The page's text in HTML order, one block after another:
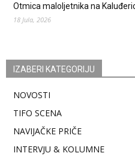
Otmica maloljetnika na
18 Jula, 2026
IZABERI KATEGORIJU
NOVOSTI
TIFO SCENA
NAVIJAČKE PRIČE
INTERVJU & KOLUMNE